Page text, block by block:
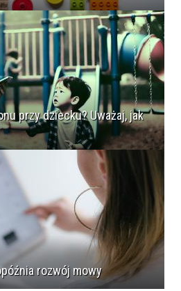
przy dziecku? Uważaj, jak
rozwój mowy